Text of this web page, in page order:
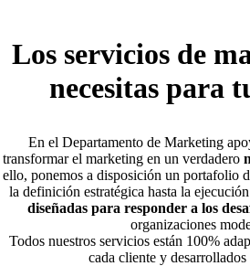
Los servicios de
necesitas para
En el Departamento de Marketing
transformar el marketing en un verdadero
ello, ponemos a disposición un portafolio
la definición estratégica hasta la
diseñadas para responder a los
organizaciones
Todos nuestros servicios están 100%
cada cliente y